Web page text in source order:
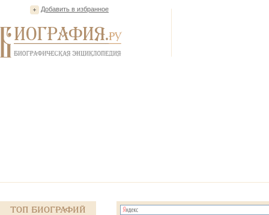
Добавить в избранное
Топ Биографий